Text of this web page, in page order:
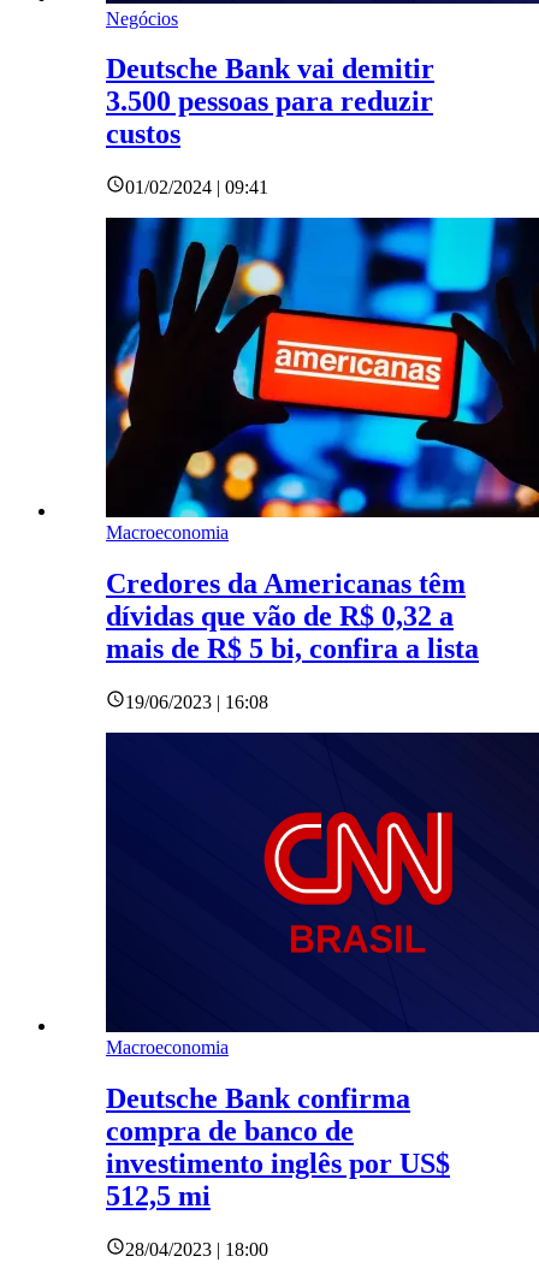
Negócios
Deutsche Bank vai demitir
3.500 pessoas para reduzir
custos
01/02/2024 | 09:41
Macroeconomia
Credores da Americanas têm
dívidas que vão de R$ 0,32 a
mais de R$ 5 bi, confira a lista
19/06/2023 | 16:08
Macroeconomia
Deutsche Bank confirma
compra de banco de
investimento inglês por US$
512,5 mi
28/04/2023 | 18:00